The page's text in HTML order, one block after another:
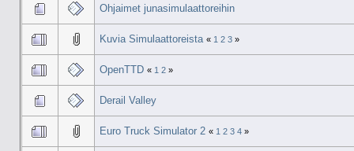
Ohjaimet junasimulaattoreihin
Kuvia Simulaattoreista « 1 2 3»
OpenTTD « 1 2»
Derail Valley
Euro Truck Simulator 2 « 1 2 3 4»